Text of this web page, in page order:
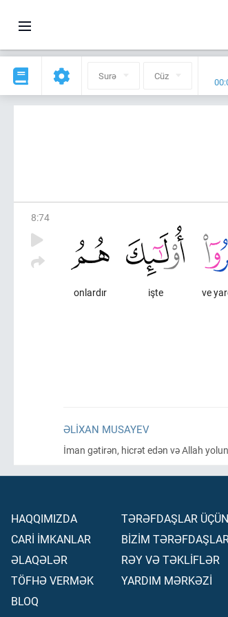
Surə Cüz
8:74
ve
işte
onlardır
ƏLIXAN MUSAYEV
İman gətirən, hicrət edən və Allah
HAQQIMIZDA
CARİ İMKANLAR
ƏLAQƏLƏR
TÖFHƏ VERMƏK
BLOQ
TƏRƏFDAŞLAR
BİZİM TƏRƏFDAŞLAR
RƏY VƏ TƏKLİFLƏR
YARDIM MƏRKƏZİ